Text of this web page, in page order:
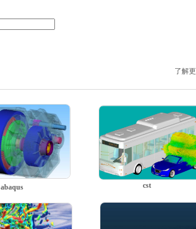
了解
cst
abaqus